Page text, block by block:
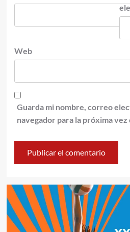
Web
Guarda mi nombre, correo
navegador para la próxima vez